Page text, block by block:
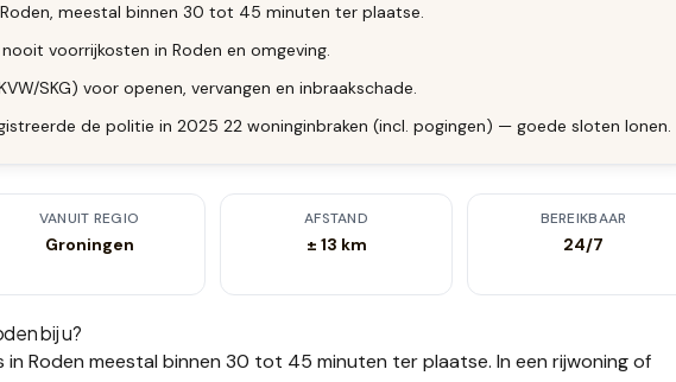
meestal binnen 30 tot 45 minuten ter plaatse.
voorrijkosten in Roden en omgeving.
SKG) voor openen, vervangen en inbraakschade.
de politie in 2025 22 woninginbraken (incl. pogingen) — goede sloten lonen.
VANUIT REGIO
Groningen
AFSTAND
± 13 km
BEREIKBAAR
24/7
bij u?
in Roden meestal binnen 30 tot 45 minuten ter plaatse. In een rijwoning of